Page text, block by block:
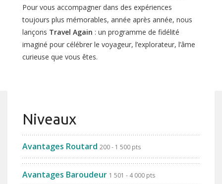
Pour vous accompagner dans des expériences
toujours plus mémorables, année après année, nous
lançons Travel Again : un programme de fidélité
imaginé pour célébrer le voyageur, l’explorateur, l’âme
curieuse que vous êtes.
Niveaux
Avantages Routard 200 - 1 500 pts
Avantages Baroudeur 1 501 - 4 000 pts